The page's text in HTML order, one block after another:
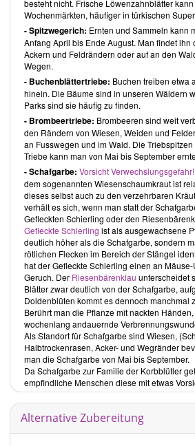
Neben den fantasievollen Salaten, die
Mengen zugesetzten Ölen verlangen, finden
einem Dressing und Bärlauchsalz. DerRaw
Art und derPetersiliensalatsind Beispiele
Suppen:
In diesem kleinen Abschnitt finden sie eine
Suppen wie die rohe Tomaten- oder
deutsch-asiatisches Fusionsgericht, wie den
Beilagen:
Die unter Beilagen aufgeführten Rezepte
verstehen. Sie beinhalten ein paar wenige
Tomatenketchup
Hauptspeisen:
Neben internationalen, klassischen
beispielsweise Rohkost-Pasta-Gerichten und
Sushi, finden Sie hier auch Rezepte zu
Frühstücksideen. Die Hälfte der Gerichte
zugesetzte Öle und Süssungsmittel aus. Als
à la Rohkostladyund derBuchweizenbrei
Dessert:
In diesem zweitgrössten Abschnitt finden Sie
und Eis auch 2 Kuchen und Puddings.
zur Scholokade, kommen zugesetzte Öle und
selten und dann auch nur in geringen
die Bloggerin auf Fruchtsüsse. Beispiele der
Vegane Schokoladen-Rohkosteisund die
Schokolade.
Kuchen:
Von den 5 Rezepten tauchen 2 davon in
auf. Zugesetzte Öle kommen stets,
grossen Mengen zum Einsatz. Die
besteht nicht. Frische Löwenzahnblätter
Wochenmärkten, häufiger in türkischen
- Spitzwegerich: Ernten und Sammeln kann
Anfang April bis Ende August. Man findet ihn
Ackern und Feldrändern oder auf an den
Wegen.
- Buchenblättertriebe: Buchen treiben etwa
hinein. Die Bäume sind in unseren Wäldern
Parks sind sie häufig zu finden.
- Brombeertriebe: Brombeeren sind weit
den Rändern von Wiesen, Weiden und
an Fusswegen und im Wald. Die
Triebe kann man von Mai bis September
- Schafgarbe: Vorsicht Verwechslungsgefahr!
dem sogenannten Wiesenschaumkraut ist
dieses selbst auch zu den verzehrbaren
verhält es sich, wenn man statt der
Gefleckten Schierling oder den
Gefleckte Schierling ist als ausgewachsene
deutlich höher als die Schafgarbe, sondern
rötlichen Flecken im Bereich der Stängel
hat der Gefleckte Schierling einen an
Geruch. Der Riesenbärenklau unterscheidet
Blätter zwar deutlich von der Schafgarbe,
Doldenblüten kommt es dennoch manchmal
Berührt man die Pflanze mit nackten
wochenlang andauernde
Als Standort für Schafgarbe sind Wiesen,
Halbtrockenrasen, Acker- und Wegränder
man die Schafgarbe von Mai bis September.
Da Schafgarbe zur Familie der Korbblütler
empfindliche Menschen diese mit etwas
Alternative Zubereitung